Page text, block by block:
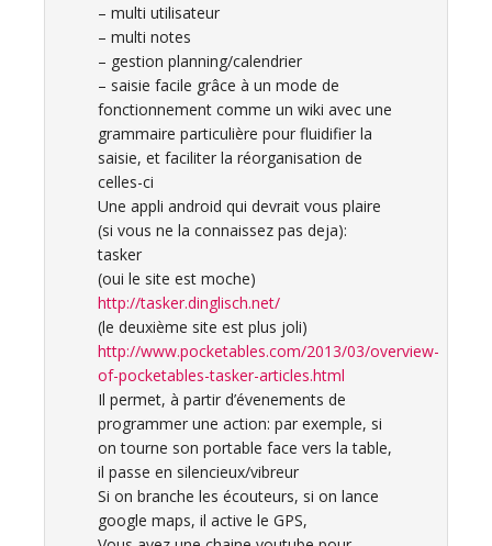
– multi utilisateur
– multi notes
– gestion planning/calendrier
– saisie facile grâce à un mode de
fonctionnement comme un wiki avec une
grammaire particulière pour fluidifier la
saisie, et faciliter la réorganisation de
celles-ci
Une appli android qui devrait vous plaire
(si vous ne la connaissez pas deja):
tasker
(oui le site est moche)
http://tasker.dinglisch.net/
(le deuxième site est plus joli)
http://www.pocketables.com/2013/03/overview-
of-pocketables-tasker-articles.html
Il permet, à partir d’évenements de
programmer une action: par exemple, si
on tourne son portable face vers la table,
il passe en silencieux/vibreur
Si on branche les écouteurs, si on lance
google maps, il active le GPS,